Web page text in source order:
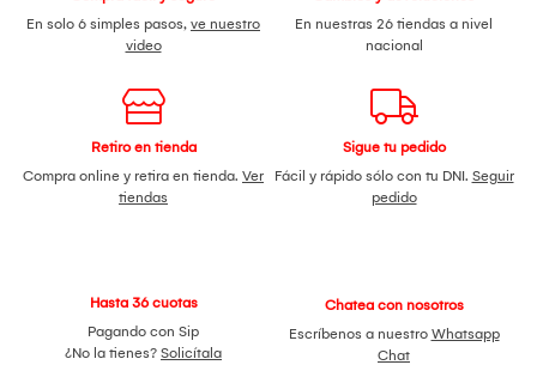
En solo 6 simples pasos, ve nuestro
video
En nuestras 26 tiendas a nivel
nacional
Retiro en tienda
Compra online y retira en tienda. Ver
tiendas
Sigue tu pedido
Fácil y rápido sólo con tu DNI. Seguir
pedido
Hasta 36 cuotas
Pagando con Sip
¿No la tienes? Solicítala
Chatea con nosotros
Escríbenos a nuestro Whatsapp
Chat